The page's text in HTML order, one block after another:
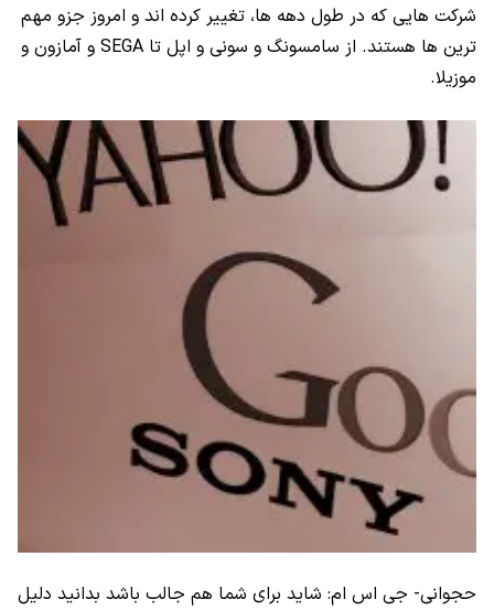
شرکت هایی که در طول دهه ها، تغییر کرده اند و امروز جزو مهم
ترین ها هستند. از سامسونگ و سونی و اپل تا SEGA و آمازون و
موزیلا.
حجوانی- جی اس ام: شاید برای شما هم جالب باشد بدانید دلیل